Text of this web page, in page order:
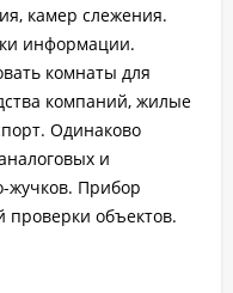
камер слежения.
информации.
комнаты для
компаний, жилые
Одинаково
и
жучков. Прибор
проверки объектов.